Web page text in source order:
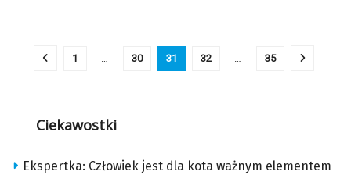
1 … 30 31 32 … 35
Ciekawostki
Ekspertka: Człowiek jest dla kota ważnym elementem